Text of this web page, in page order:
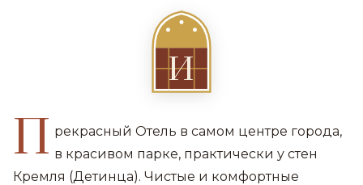
И
П рекрасный Отель в самом центре города,
в красивом парке, практически у стен
Кремля (Детинца). Чистые и комфортные